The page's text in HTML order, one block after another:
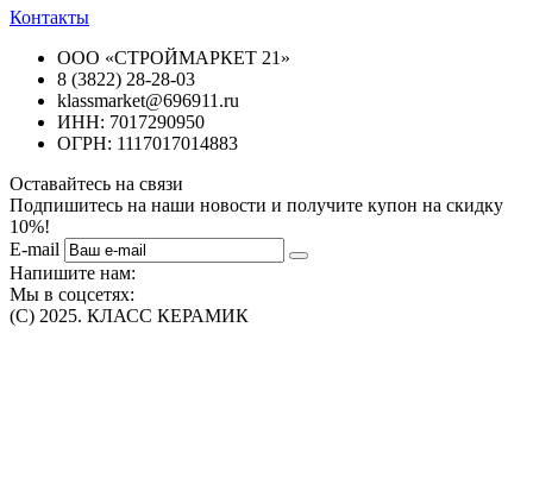
Контакты
ООО «СТРОЙМАРКЕТ 21»
8 (3822) 28-28-03
klassmarket@696911.ru
ИНН: 7017290950
ОГРН: 1117017014883
Оставайтесь на связи
Подпишитесь на наши новости и получите купон на скидку
10%!
E-mail
Напишите нам:
Мы в соцсетях:
(C) 2025. КЛАСС КЕРАМИК